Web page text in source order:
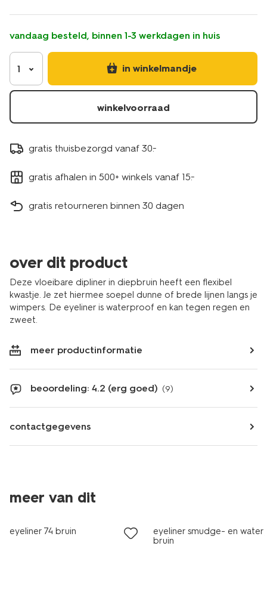
11210176.html
vandaag besteld, binnen 1-3 werkdagen in huis
1 in winkelmandje
winkelvoorraad
gratis thuisbezorgd vanaf 30.-
gratis afhalen in 500+ winkels vanaf 15.-
gratis retourneren binnen 30 dagen
over dit product
Deze vloeibare dipliner in diepbruin heeft een flexibel
kwastje. Je zet hiermee soepel dunne of brede lijnen langs je
wimpers. De eyeliner is waterproof en kan tegen regen en
zweet.
meer productinformatie
beoordeling: 4.2 (erg goed) (9)
contactgegevens
meer van dit
vegan
eyeliner 74 bruin
eyeliner smudge- en
bruin